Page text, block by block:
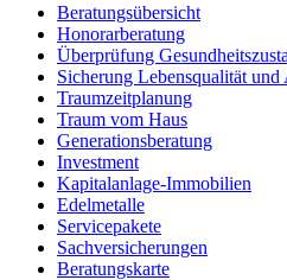
Beratungsübersicht
Honorar­beratung
Überprüfung
Sicherung Lebensqualität
Traumzeit­planung
Traum vom Haus
Generationsberatung
Investment
Kapitalanlage-Immobilien
Edelmetalle
Servicepakete
Sachversicherungen
Beratungskarte